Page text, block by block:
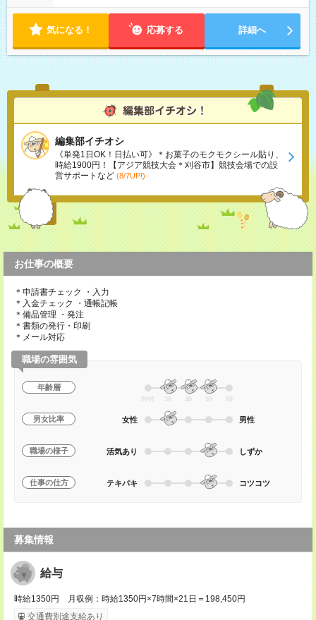
気になる！ 応募する 詳細へ
編集部イチオシ
《単発1日OK！日払い可》＊お菓子のモクモクシール貼り、
時給1900円！【アジア競技大会＊刈谷市】競技会場での設
営サポートなど (8/7UP!)
お仕事の概要
＊申請書チェック ・入力
＊入金チェック ・通帳記帳
＊備品管理 ・発注
＊書類の発行・印刷
＊メール対応
職場の雰囲気
年齢層
20代 30 40 50 60
男女比率 女性 男性
職場の様子 活気あり しずか
仕事の仕方 テキパキ コツコツ
募集情報
給与
時給1350円 月収例：時給1350円×7時間×21日＝198,450円
交通費別途支給あり